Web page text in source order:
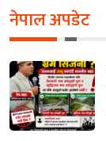
नेपाल अपडेट